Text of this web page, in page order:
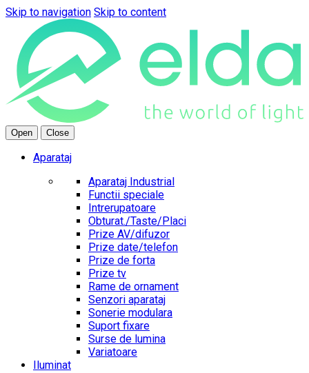
Skip to navigation Skip to content
Open Close
Aparataj
Aparataj Industrial
Functii speciale
Intrerupatoare
Obturat./Taste/Placi
Prize AV/difuzor
Prize date/telefon
Prize de forta
Prize tv
Rame de ornament
Senzori aparataj
Sonerie modulara
Suport fixare
Surse de lumina
Variatoare
Iluminat